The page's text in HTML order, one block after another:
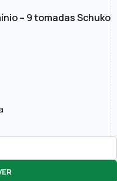
– 9 tomadas Schuko